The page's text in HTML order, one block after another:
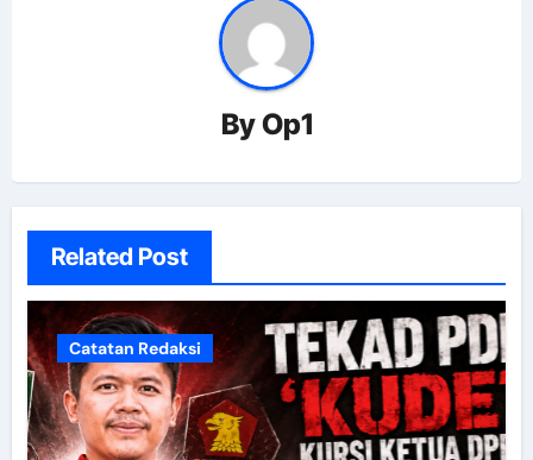
ByOp1
Related Post
Catatan Redaksi